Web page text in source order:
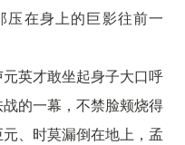
压在身上的巨影往前一
英才敢坐起身子大口呼
的一幕，不禁脸颊烧得
、时莫漏倒在地上，孟